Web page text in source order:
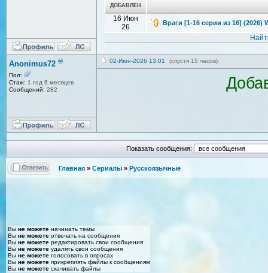
ДОБАВЛЕН
16 Июн
26
Враги [1-16 серии из 16] (2026)
Anonimus72 ®
Пол:
Стаж: 1 год 6 месяцев
Сообщений: 282
02-Июн-2026 13:01 (спустя 15 часов)
Показать сообщения:
Главная » Сериалы » Русскоязычные
Вы не можете начинать темы
Вы не можете отвечать на сообщения
Вы не можете редактировать свои сообщения
Вы не можете удалять свои сообщения
Вы не можете голосовать в опросах
Вы не можете прикреплять файлы к сообщениям
Вы не можете скачивать файлы